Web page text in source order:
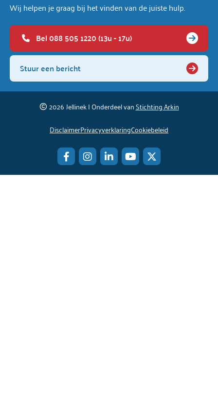
Wij helpen je graag bij het vinden van de juiste hulp.
Bel 088 505 1220 (13u - 17u)
Stuur een bericht
2026 Jellinek | Onderdeel vanStichting Arkin
DisclaimerPrivacyverklaringCookiebeleid